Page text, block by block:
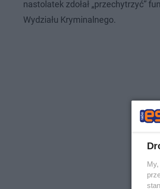
nastolatek zdołał „przechytrzyć”
Wydziału Kryminalnego.